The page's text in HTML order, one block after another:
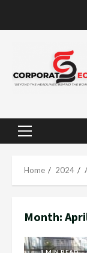
Primary
Home 2024
Month: